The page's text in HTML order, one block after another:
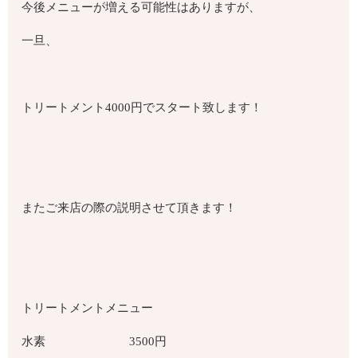
今後メニューが増える可能性はありますが、
一旦、
トリートメント4000円でスタート致します！
またご来店の際の説明させて頂きます！
トリートメントメニュー
水素3500円